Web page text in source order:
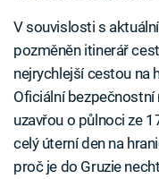
V souvislosti s
pozměněn itinerář
nejrychlejší cestou na
Oficiální bezpečnostní
uzavřou o půlnoci ze
celý úterní den na
proč je do Gruzie